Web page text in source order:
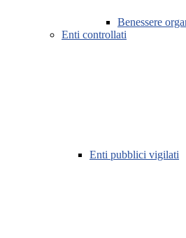
Benessere
Enti controllati
Enti pubblici vigilati